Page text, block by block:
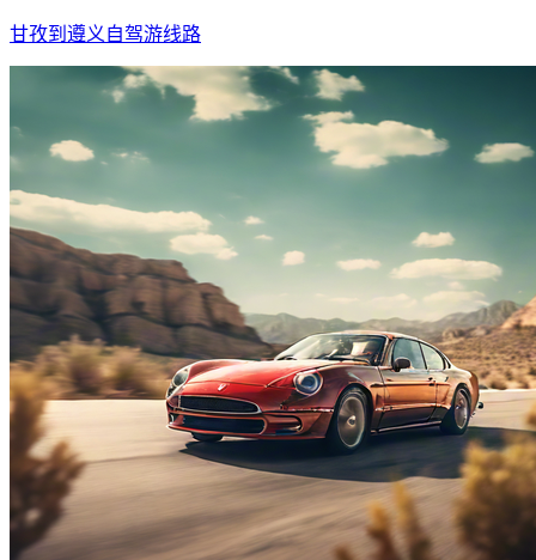
甘孜到遵义自驾游线路